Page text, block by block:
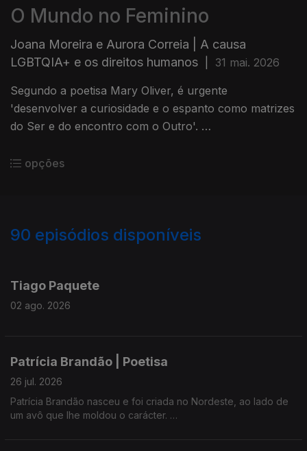
O Mundo no Feminino
Joana Moreira e Aurora Correia | A causa
LGBTQIA+ e os direitos humanos
31 mai. 2026
Segundo a poetisa Mary Oliver, é urgente
'desenvolver a curiosidade e o espanto como matrizes
do Ser e do encontro com o Outro'.
A propósito do Dia Internacional de Combate à
de Casal, técnica de Apoio à Vítima, e fundadora da
(A)MAR - Açores pela Diversidade; e Aurora Correia ,
opções
90 episódios disponíveis
Tiago Paquete
02 ago. 2026
Patrícia Brandão | Poetisa
26 jul. 2026
Patrícia Brandão nasceu e foi criada no Nordeste, ao lado de
um avô que lhe moldou o carácter.